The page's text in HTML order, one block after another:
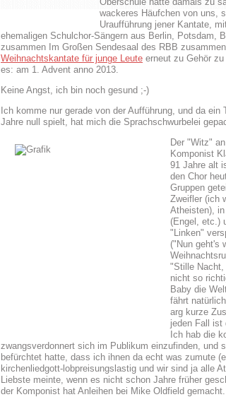
wackeres Häufchen von uns,
Uraufführung jener Kantate,
ehemaligen Schulchor-Sängern aus Berlin, Potsdam,
zusammen Im Großen Sendesaal des RBB
Weihnachtskantate für junge Leute erneut zu Gehör
es: am 1. Advent anno 2013.
Keine Angst, ich bin noch gesund ;-)
Ich komme nur gerade von der Aufführung, und da ein
Jahre null spielt, hat mich die Sprachschwurbelei
Der "Witz"
Komponist
91 Jahre alt
den Chor
Gruppen
Zweifler (ich
Atheisten),
(Engel, etc.)
"Linken"
("Nun geht's
"Stille Nacht,
nicht so
Baby die
fährt
arg kurze
jeden Fall ist
Ich hab die
zwangsverdonnert sich im Publikum einzufinden, und
befürchtet hatte, dass ich ihnen da echt was zumute
kirchenliedgott-lobpreisungslastig und wir sind ja alle
Liebste meinte, wenn es nicht schon Jahre früher
der Komponist hat Anleihen bei Mike Oldfield gemacht.